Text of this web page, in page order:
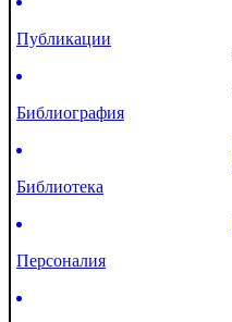
Публикации
Библиография
Библиотека
Персоналия